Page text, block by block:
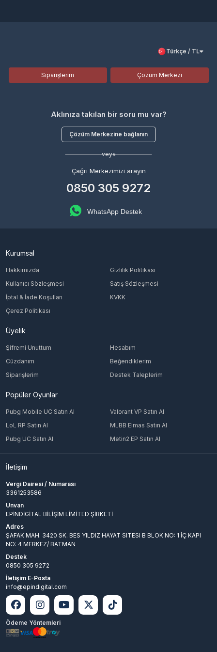
Türkçe / TL
Siparişlerim Çözüm Merkezi
Aklınıza takılan bir soru mu var?
Çözüm Merkezine bağlanın
veya
Çağrı Merkezimizi arayın
0850 305 9272
WhatsApp Destek
Kurumsal
Hakkımızda
Gizlilik Politikası
Kullanıcı Sözleşmesi
Satış Sözleşmesi
İptal & İade Koşulları
KVKK
Çerez Politikası
Üyelik
Şifremi Unuttum
Hesabım
Cüzdanım
Beğendiklerim
Siparişlerim
Destek Taleplerim
Popüler Oyunlar
Pubg Mobile UC Satın Al
Valorant VP Satın Al
LoL RP Satın Al
MLBB Elmas Satın Al
Pubg UC Satın Al
Metin2 EP Satın Al
İletişim
Vergi Dairesi / Numarası
3361253586
Unvan
EPİNDİGİTAL BİLİŞİM LİMİTED ŞİRKETİ
Adres
ŞAFAK MAH. 3420 SK. BES YILDIZ HAYAT SITESI B BLOK NO: 1 İÇ KAPI
NO: 4 MERKEZ/ BATMAN
Destek
0850 305 9272
İletişim E-Posta
info@epindigital.com
Ödeme Yöntemleri